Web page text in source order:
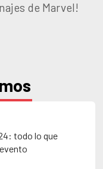
de Marvel!
todo lo que